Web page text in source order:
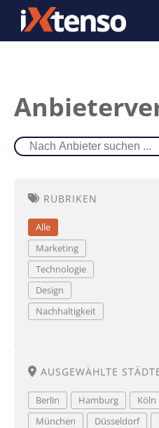
RUBRIKEN
Alle
Marketing
Technologie
Design
Nachhaltigkeit
AUSGEWÄHLTE
Berlin Hamburg
Köln
München
Düsseldorf